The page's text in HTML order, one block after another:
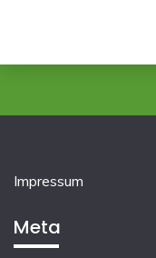
Impressum
Meta